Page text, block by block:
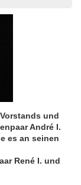
und
André I.
es an seinen
René I. und